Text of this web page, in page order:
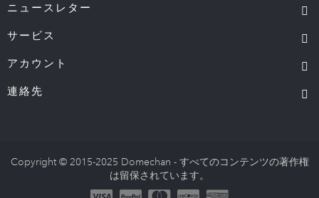
ニュースレター
サービス
アカウント
連絡先
Copyright © 2015-2025 Domechan - すべてのコンテンツの著作権
は留保されています。